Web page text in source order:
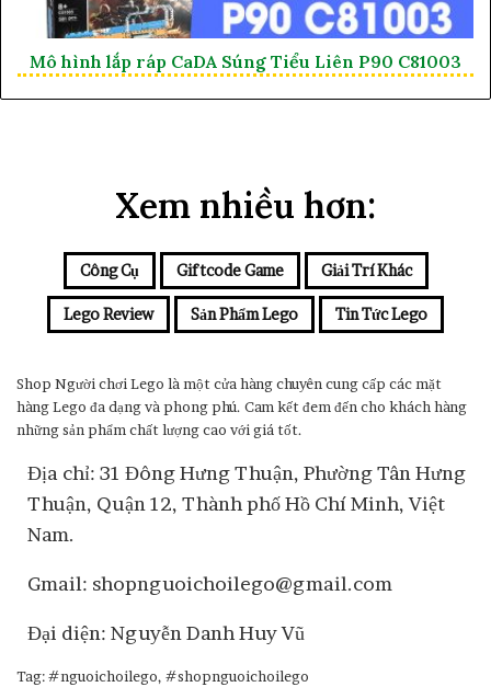
Mô hình lắp ráp CaDA Súng Tiểu Liên P90 C81003
Xem nhiều hơn:
Công Cụ Giftcode Game Giải Trí Khác
Lego Review Sản Phẩm Lego Tin Tức Lego
Shop Người chơi Lego là một cửa hàng chuyên cung cấp các mặt
hàng Lego đa dạng và phong phú. Cam kết đem đến cho khách hàng
những sản phẩm chất lượng cao với giá tốt.
Địa chỉ: 31 Đông Hưng Thuận, Phường Tân Hưng
Thuận, Quận 12, Thành phố Hồ Chí Minh, Việt
Nam.
Gmail: shopnguoichoilego@gmail.com
Đại diện: Nguyễn Danh Huy Vũ
Tag: #nguoichoilego, #shopnguoichoilego